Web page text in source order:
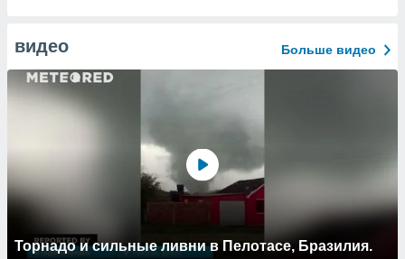
видео Больше видео
Торнадо и сильные ливни в Пелотасе, Бразилия.